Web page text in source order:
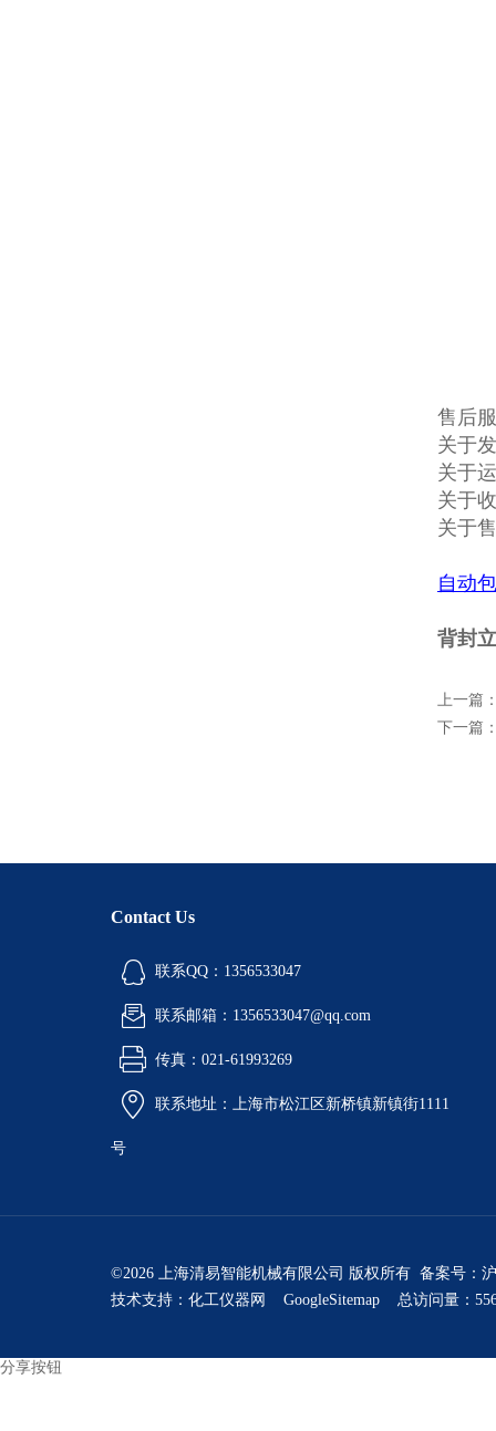
售后
关于
关于
关于
关于
自动
背封
上一篇
下一篇
Contact Us
联系QQ：1356533047
联系邮箱：1356533047@qq.com
传真：021-61993269
联系地址：上海市松江区新桥镇新镇街1111
号
©2026 上海清易智能机械有限公司 版权所有 备案号：
技术支持： 化工仪器网 GoogleSitemap 总访问量：
分享按钮